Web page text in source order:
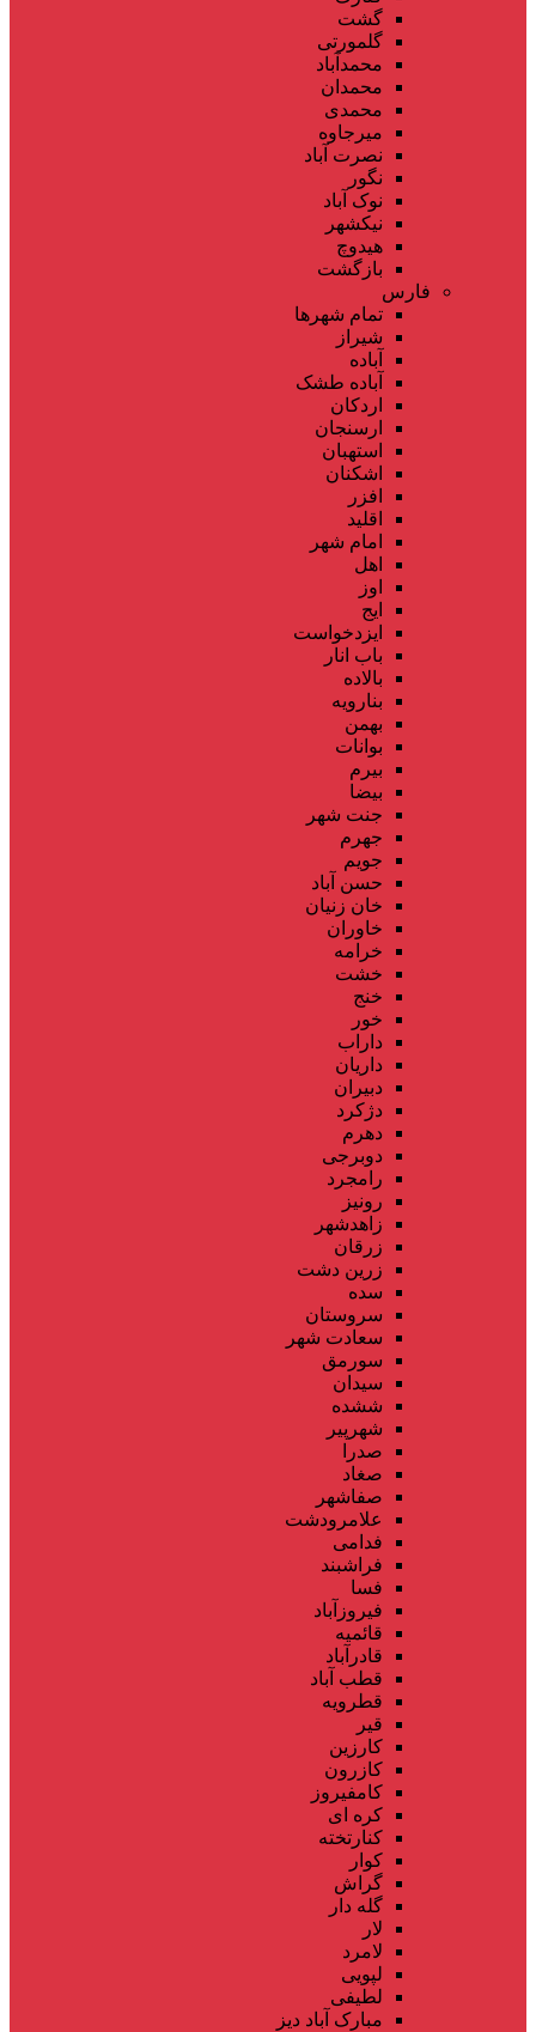
گشت
گلمورتی
محمدآباد
محمدان
محمدی
میرجاوه
نصرت آباد
نگور
نوک آباد
نیکشهر
هیدوچ
بازگشت
فارس
تمام شهر‌ها
شیراز
آباده
آباده طشک
اردکان
ارسنجان
استهبان
اشکنان
افزر
اقلید
امام شهر
اهل
اوز
ایج
ایزدخواست
باب انار
بالاده
بنارویه
بهمن
بوانات
بیرم
بیضا
جنت شهر
جهرم
جویم
حسن آباد
خان زنیان
خاوران
خرامه
خشت
خنج
خور
داراب
داریان
دبیران
دژکرد
دهرم
دوبرجی
رامجرد
رونیز
زاهدشهر
زرقان
زرین دشت
سده
سروستان
سعادت شهر
سورمق
سیدان
ششده
شهرپیر
صدرا
صغاد
صفاشهر
علامرودشت
فدامی
فراشبند
فسا
فیروزآباد
قائمیه
قادرآباد
قطب آباد
قطرویه
قیر
کارزین
کازرون
کامفیروز
کره ای
کنارتخته
کوار
گراش
گله دار
لار
لامرد
لپویی
لطیفی
مبارک آباد دیز